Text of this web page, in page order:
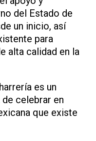
del Estado de
un inicio, así
para
alta calidad en la
es un
celebrar en
que existe